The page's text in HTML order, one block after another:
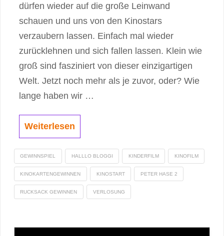
dürfen wieder auf die große Leinwand
schauen und uns von den Kinostars
verzaubern lassen. Einfach mal wieder
zurücklehnen und sich fallen lassen. Klein wie
groß sind fasziniert von dieser einzigartigen
Welt. Jetzt noch mehr als je zuvor, oder? Wie
lange haben wir …
Weiterlesen
GEWINNSPIEL HALLLO BLOGGI KINDERFILM KINOFILM
KINOKARTENGEWINNEN KINOSTART PETER HASE 2
RUCKSACK GEWINNEN VERLOSUNG